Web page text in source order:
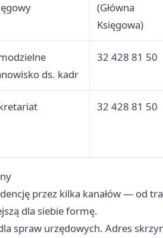
(Główna
Księgowa)
ds. kadr
32 428 81 50
32 428 81 50
przez kilka kanałów — od
dla siebie formę.
spraw urzędowych. Adres